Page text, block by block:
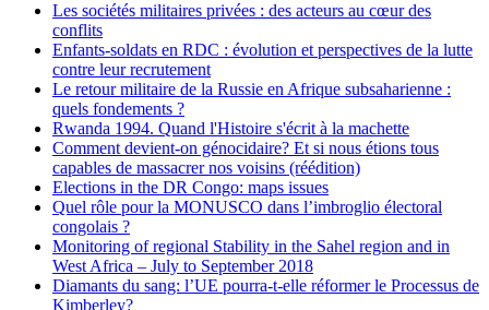
Les sociétés militaires privées : des acteurs au cœur des
conflits
Enfants-soldats en RDC : évolution et perspectives de la lutte
contre leur recrutement
Le retour militaire de la Russie en Afrique subsaharienne :
quels fondements ?
Rwanda 1994. Quand l'Histoire s'écrit à la machette
Comment devient-on génocidaire? Et si nous étions tous
capables de massacrer nos voisins (réédition)
Elections in the DR Congo: maps issues
Quel rôle pour la MONUSCO dans l’imbroglio électoral
congolais ?
Monitoring of regional Stability in the Sahel region and in
West Africa – July to September 2018
Diamants du sang: l’UE pourra-t-elle réformer le Processus de
Kimberley?